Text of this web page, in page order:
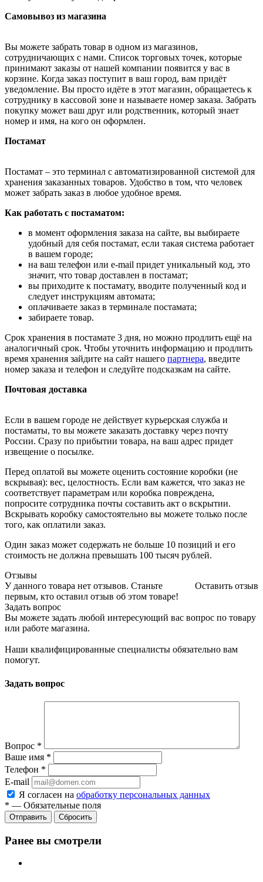
Самовывоз из магазина
Вы можете забрать товар в одном из магазинов,
сотрудничающих с нами. Список торговых точек, которые
принимают заказы от нашей компании появится у вас в
корзине. Когда заказ поступит в ваш город, вам придёт
уведомление. Вы просто идёте в этот магазин, обращаетесь к
сотруднику в кассовой зоне и называете номер заказа. Забрать
покупку может ваш друг или родственник, который знает
номер и имя, на кого он оформлен.
Постамат
Постамат – это терминал с автоматизированной системой для
хранения заказанных товаров. Удобство в том, что человек
может забрать заказ в любое удобное время.
Как работать с постаматом:
в момент оформления заказа на сайте, вы выбираете
удобный для себя постамат, если такая система работает
в вашем городе;
на ваш телефон или e-mail придет уникальный код, это
значит, что товар доставлен в постамат;
вы приходите к постамату, вводите полученный код и
следует инструкциям автомата;
оплачиваете заказ в терминале постамата;
забираете товар.
Срок хранения в постамате 3 дня, но можно продлить ещё на
аналогичный срок. Чтобы уточнить информацию и продлить
время хранения зайдите на сайт нашего партнера, введите
номер заказа и телефон и следуйте подсказкам на сайте.
Почтовая доставка
Если в вашем городе не действует курьерская служба и
постаматы, то вы можете заказать доставку через почту
России. Сразу по прибытии товара, на ваш адрес придет
извещение о посылке.
Перед оплатой вы можете оценить состояние коробки (не
вскрывая): вес, целостность. Если вам кажется, что заказ не
соответствует параметрам или коробка повреждена,
попросите сотрудника почты составить акт о вскрытии.
Вскрывать коробку самостоятельно вы можете только после
того, как оплатили заказ.
Один заказ может содержать не больше 10 позиций и его
стоимость не должна превышать 100 тысяч рублей.
Отзывы
Оставить отзыв
У данного товара нет отзывов. Станьте
первым, кто оставил отзыв об этом товаре!
Задать вопрос
Вы можете задать любой интересующий вас вопрос по товару
или работе магазина.
Наши квалифицированные специалисты обязательно вам
помогут.
Задать вопрос
Вопрос *
Ваше имя *
Телефон *
E-mail
Я согласен на обработку персональных данных
* — Обязательные поля
Отправить Сбросить
Ранее вы смотрели